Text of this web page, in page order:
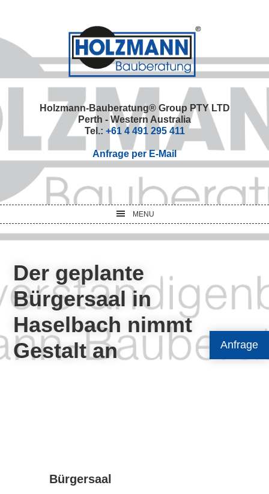
Anfrage
primary
navigation
main
content
primary
sidebar
footer
Holzmann-Bauberatung® Group PTY LTD
Perth - Western Australia
Tel.: +61 4 491 295 411
Anfrage per E-Mail
MENU
Der geplante
Bürgersaal in
Haselbach nimmt
Gestalt an
Bürgersaal